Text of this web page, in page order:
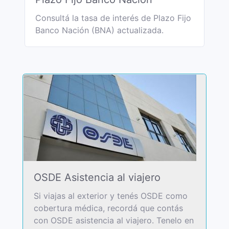
Consultá la tasa de interés de Plazo Fijo
Banco Nación (BNA) actualizada.
OSDE Asistencia al viajero
Si viajas al exterior y tenés OSDE como
cobertura médica, recordá que contás
con OSDE asistencia al viajero. Tenelo en